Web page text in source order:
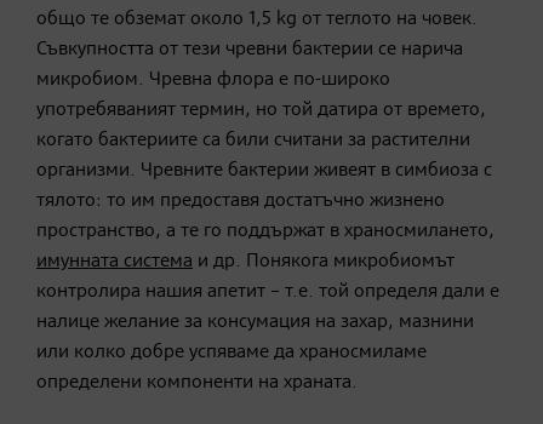
общо те обземат около 1,5 kg от теглото на човек.
Съвкупността от тези чревни бактерии се нарича
микробиом. Чревна флора е по-широко
употребяваният термин, но той датира от времето,
когато бактериите са били считани за растителни
организми. Чревните бактерии живеят в симбиоза с
тялото: то им предоставя достатъчно жизнено
пространство, а те го поддържат в храносмилането,
имунната система и др. Понякога микробиомът
контролира нашия апетит – т.е. той определя дали е
налице желание за консумация на захар, мазнини
или колко добре успяваме да храносмиламе
определени компоненти на храната.